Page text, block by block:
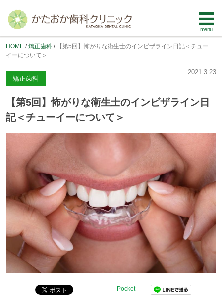
HOME 矯正歯科
【第5回】怖がりな衛生士のインビザライン日記＜チュー
イーについて＞
矯正歯科
2021.3.23
【第5回】怖がりな衛生士のインビザライン日
記＜チューイーについて＞
Pocket